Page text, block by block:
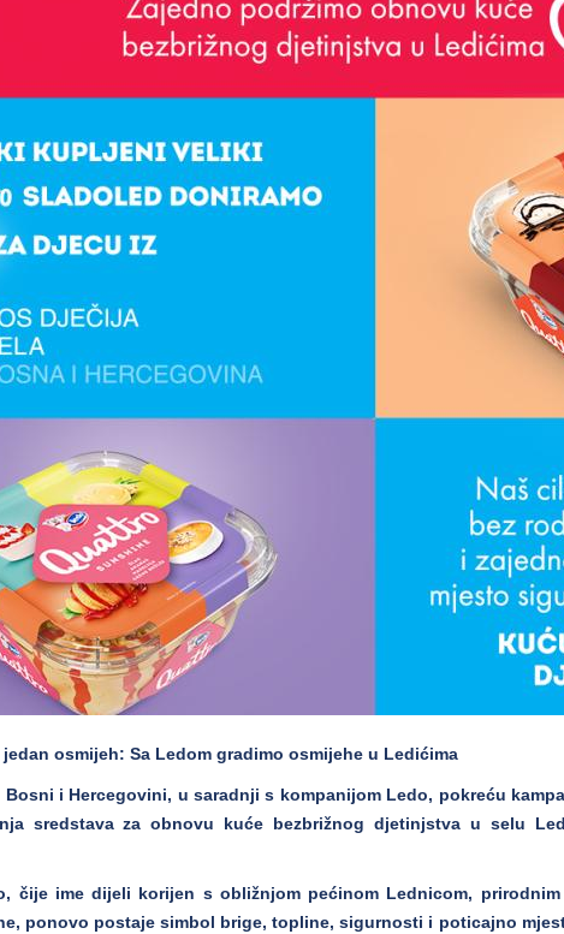
osmijeh: Sa Ledom gradimo osmijehe u Ledićima
Bosni i Hercegovini, u saradnji s kompanijom Ledo, pokreću
sredstava za obnovu kuće bezbrižnog djetinjstva u selu
čije ime dijeli korijen s obližnjom pećinom Lednicom,
ponovo postaje simbol brige, topline, sigurnosti i poticajno